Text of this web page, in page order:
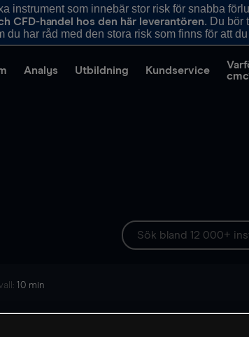
instrument som innebär stor risk för snabba
CFD-handel hos den här leverantören. Du bör
du har råd med den stora risk som finns för att
Analys Utbildning Kundservice
10 min